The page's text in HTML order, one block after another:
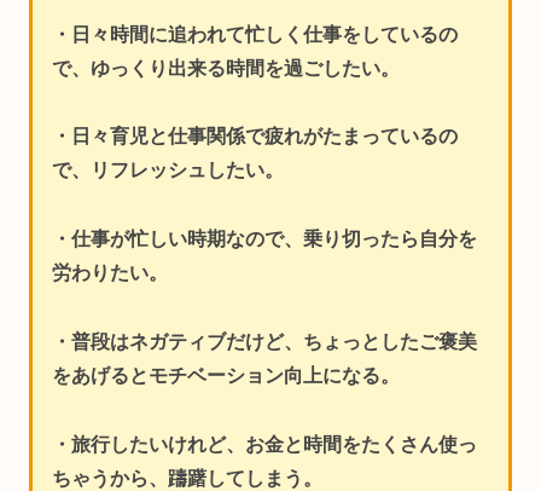
・日々時間に追われて忙しく仕事をしているの
で、ゆっくり出来る時間を過ごしたい。
・日々育児と仕事関係で疲れがたまっているの
で、リフレッシュしたい。
・仕事が忙しい時期なので、乗り切ったら自分を
労わりたい。
・普段はネガティブだけど、ちょっとしたご褒美
をあげるとモチベーション向上になる。
・旅行したいけれど、お金と時間をたくさん使っ
ちゃうから、躊躇してしまう。